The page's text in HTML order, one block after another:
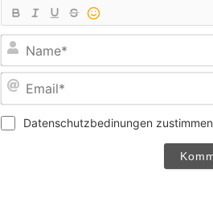
Datenschutzbedinungen zustimmen